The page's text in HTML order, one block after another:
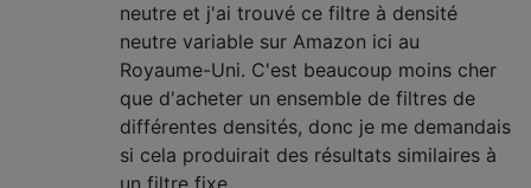
neutre et j'ai trouvé ce filtre à densité
neutre variable sur Amazon ici au
Royaume-Uni. C'est beaucoup moins cher
que d'acheter un ensemble de filtres de
différentes densités, donc je me demandais
si cela produirait des résultats similaires à
un filtre fixe …